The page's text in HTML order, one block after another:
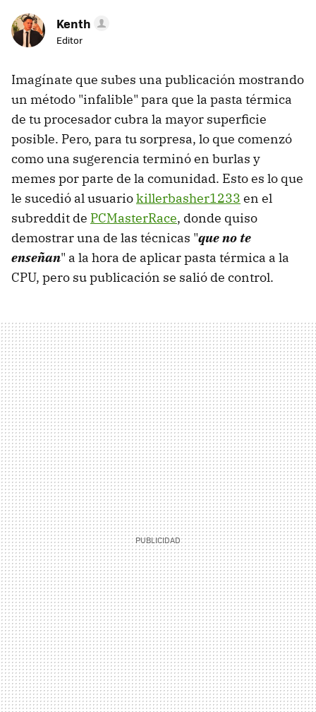
Kenth
Editor
Imagínate que subes una publicación mostrando
un método "infalible" para que la pasta térmica
de tu procesador cubra la mayor superficie
posible. Pero, para tu sorpresa, lo que comenzó
como una sugerencia terminó en burlas y
memes por parte de la comunidad. Esto es lo que
le sucedió al usuariokillerbasher1233 en el
subreddit de PCMasterRace, donde quiso
demostrar una de las técnicas "que no te
enseñan" a la hora de aplicar pasta térmica a la
CPU, pero su publicación se salió de control.